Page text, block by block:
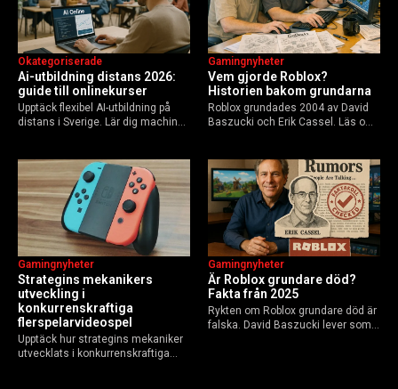
Ai-utbildning distans 2026:
guide till onlinekurser
Okategoriserade
Upptäck flexibel AI-utbildning på
distans i Sverige. Lär dig machine
Guide för nybörjare och
yrkesverksamma som vill bygga…
Vem gjorde Roblox?
Historien bakom grundarna
Gamingnyheter
Roblox grundades 2004 av David
Baszucki och Erik Cassel. Läs om
användare 2025, och vad som
händer inför 2026.
Strategins mekanikers
utveckling i
konkurrenskraftiga
flerspelarvideospel
Gamingnyheter
Upptäck hur strategins mekaniker
utvecklats i konkurrenskraftiga
Är Roblox grundare död?
Fakta från 2025
Gamingnyheter
Rykten om Roblox grundare död är
falska. David Baszucki lever som